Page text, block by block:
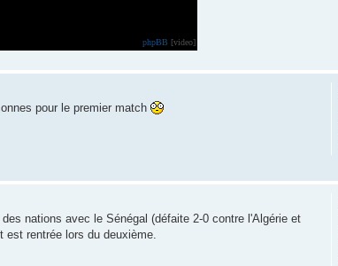
phpBB [video]
pour le premier match
nations avec le Sénégal (défaite 2-0 contre l'Algérie et
rentrée lors du deuxième.